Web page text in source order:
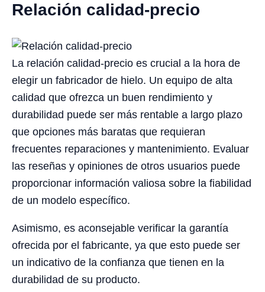
Relación calidad-precio
La relación calidad-precio es crucial a la hora de
elegir un fabricador de hielo. Un equipo de alta
calidad que ofrezca un buen rendimiento y
durabilidad puede ser más rentable a largo plazo
que opciones más baratas que requieran
frecuentes reparaciones y mantenimiento. Evaluar
las reseñas y opiniones de otros usuarios puede
proporcionar información valiosa sobre la fiabilidad
de un modelo específico.
Asimismo, es aconsejable verificar la garantía
ofrecida por el fabricante, ya que esto puede ser
un indicativo de la confianza que tienen en la
durabilidad de su producto.